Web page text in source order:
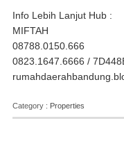
Info Lebih Lanjut Hub :
MIFTAH
08788.0150.666
0823.1647.6666 /
Category : Properties